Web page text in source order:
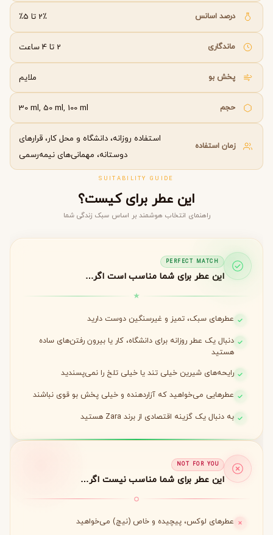
درصد اسانس 2٪ تا 5٪
ماندگاری 2 تا 4 ساعت
پخش بو ملایم
حجم 30 ml, 50 ml, 100 ml
زمان استفاده
استفاده روزانه، دانشگاه و محل کار، قرارهای
دوستانه، مهمانی‌های نیمه‌رسمی
SUITABILITY GUIDE
این عطر برای کیست؟
راهنمای انتخاب هوشمند بر اساس سبک زندگی شما
PERFECT MATCH
این عطر برای شما مناسب است اگر…
عطرهای سبک، تمیز و غیرسنگین دوست دارید
دنبال یک عطر روزانه برای دانشگاه، کار یا بیرون رفتن‌های ساده
هستید
رایحه‌های شیرین خیلی تند یا خیلی تلخ را نمی‌پسندید
عطرهایی می‌خواهید که آزاردهنده و خیلی پخش بو قوی نباشند
به دنبال یک گزینه اقتصادی از برند Zara هستید
NOT FOR YOU
این عطر برای شما مناسب نیست اگر…
عطرهای لوکس، پیچیده و خاص (نیچ) می‌خواهید